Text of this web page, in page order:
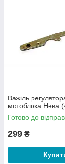
Важіль
мотоблока Нева
Готово до
299 ₴